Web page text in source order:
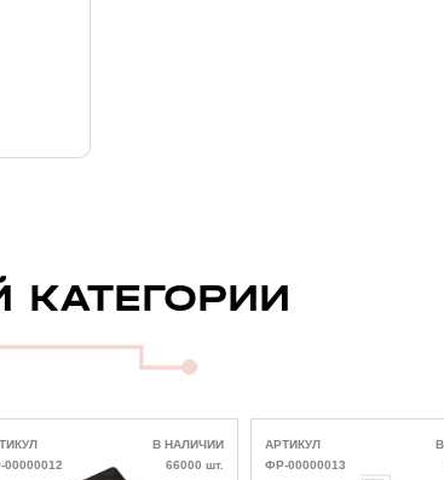
В НАЛИЧИИ
66000 шт.
АРТИКУЛ
ФР-00000013